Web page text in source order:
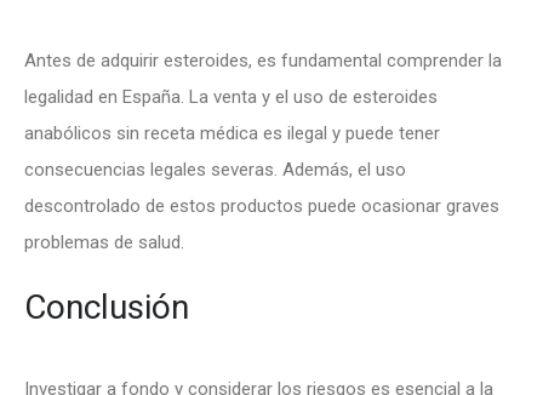
Antes de adquirir esteroides, es fundamental comprender la
legalidad en España. La venta y el uso de esteroides
anabólicos sin receta médica es ilegal y puede tener
consecuencias legales severas. Además, el uso
descontrolado de estos productos puede ocasionar graves
problemas de salud.
Conclusión
Investigar a fondo y considerar los riesgos es esencial a la